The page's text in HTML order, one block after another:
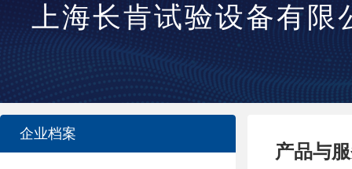
上海长肯试验设备有限
企业档案
产品与